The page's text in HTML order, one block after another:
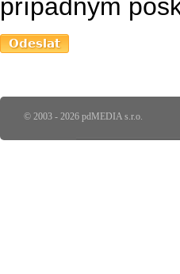
případným
© 2003 - 2026 pdMEDIA s.r.o.